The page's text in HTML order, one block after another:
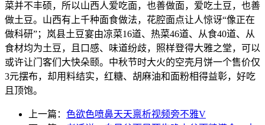
菜并不丰硕，所以山西人爱吃面，也善做面，爱吃土豆，也善
做土豆。山西有上千种面食做法，花腔面点让人惊讶“像正在
做科研”；岚县土豆宴由凉菜16道、热菜46道、从食40道、从
食材均为土豆，且口感、味道纷歧，照样登得大雅之堂，可以
或许让门客们大快朵颐。中秋节时大火的空壳月饼一个售价仅
3元摆布，却用料结实，红糖、胡麻油和面粉相得益彰，好吃
且顶饱。
上一篇： 色欲色喷鼻天天禀析视频旁不雅V